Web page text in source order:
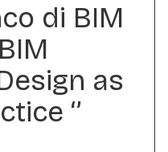
di BIM
as
‘’